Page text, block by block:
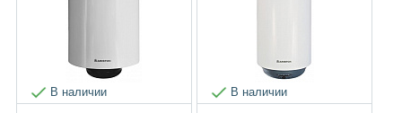
В наличии В наличии